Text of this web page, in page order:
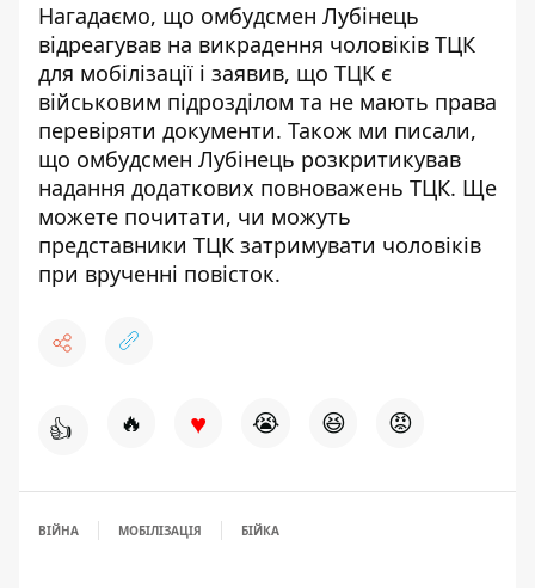
Нагадаємо, що омбудсмен Лубінець
відреагував на викрадення чоловіків ТЦК
для мобілізації і заявив, що ТЦК є
військовим підрозділом та не мають права
перевіряти документи. Також ми писали,
що омбудсмен Лубінець розкритикував
надання додаткових повноважень ТЦК. Ще
можете почитати, чи можуть
представники ТЦК затримувати чоловіків
при врученні повісток.
👍 🔥 ♥ 😭 😆 😡
ВІЙНА МОБІЛІЗАЦІЯ БІЙКА